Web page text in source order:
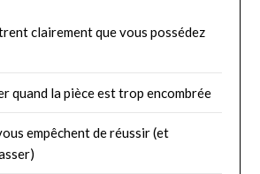
clairement que vous possédez
quand la pièce est trop encombrée
empêchent de réussir (et